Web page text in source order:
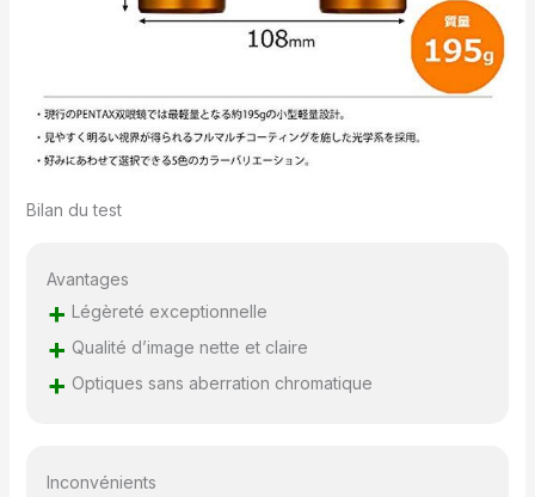
Bilan du test
Avantages
+ Légèreté exceptionnelle
+ Qualité d’image nette et claire
+ Optiques sans aberration chromatique
Inconvénients